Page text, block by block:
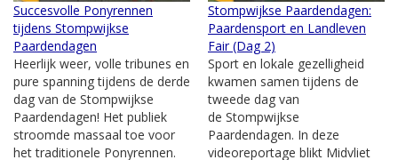
Succesvolle Ponyrennen
tijdens Stompwijkse
Paardendagen
Heerlijk weer, volle tribunes en
pure spanning tijdens de derde
dag van de Stompwijkse
Paardendagen! Het publiek
stroomde massaal toe voor
het traditionele Ponyrennen.
Stompwijkse Paardendagen:
Paardensport en Landleven
Fair (Dag 2)
Sport en lokale gezelligheid
kwamen samen tijdens de
tweede dag van
de Stompwijkse
Paardendagen. In deze
videoreportage blikt Midvliet